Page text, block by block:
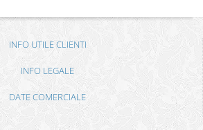
INFO UTILE CLIENTI
INFO LEGALE
DATE COMERCIALE